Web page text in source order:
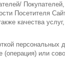
Посетителя
качества
персональных
(операция) или